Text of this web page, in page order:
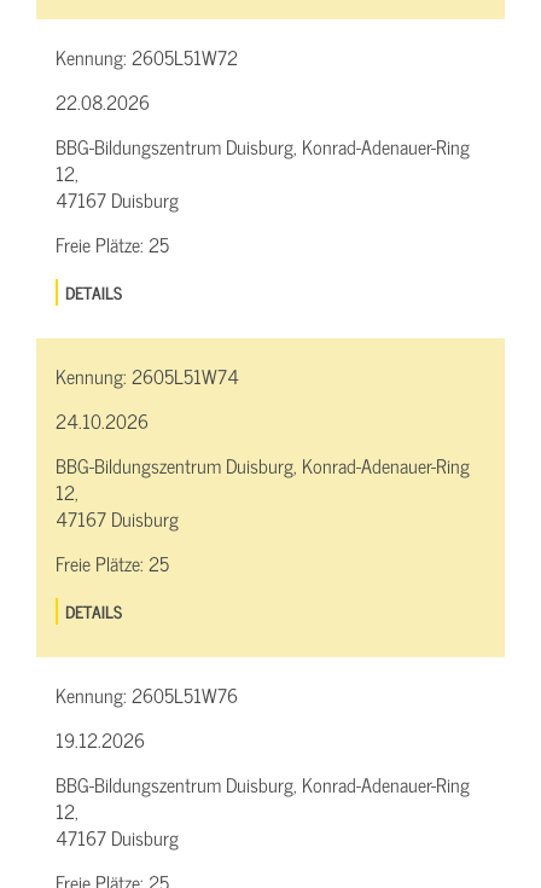
Kennung:2605L51W72
22.08.2026
BBG-Bildungszentrum Duisburg, Konrad-Adenauer-Ring
12,
47167 Duisburg
Freie Plätze:25
DETAILS
Kennung:2605L51W74
24.10.2026
BBG-Bildungszentrum Duisburg, Konrad-Adenauer-Ring
12,
47167 Duisburg
Freie Plätze:25
DETAILS
Kennung:2605L51W76
19.12.2026
BBG-Bildungszentrum Duisburg, Konrad-Adenauer-Ring
12,
47167 Duisburg
Freie Plätze: 25